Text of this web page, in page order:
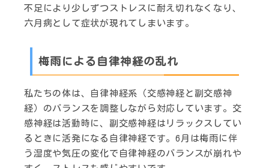
不足により少しずつストレスに耐え切れなくなり、
六月病として症状が現れてしまいます。
梅雨による自律神経の乱れ
私たちの体は、自律神経系（交感神経と副交感神
経）のバランスを調整しながら対応しています。交
感神経は活動時に、副交感神経はリラックスしてい
るときに活発になる自律神経です。6月は梅雨に伴
う湿度や気圧の変化で自律神経のバランスが崩れや